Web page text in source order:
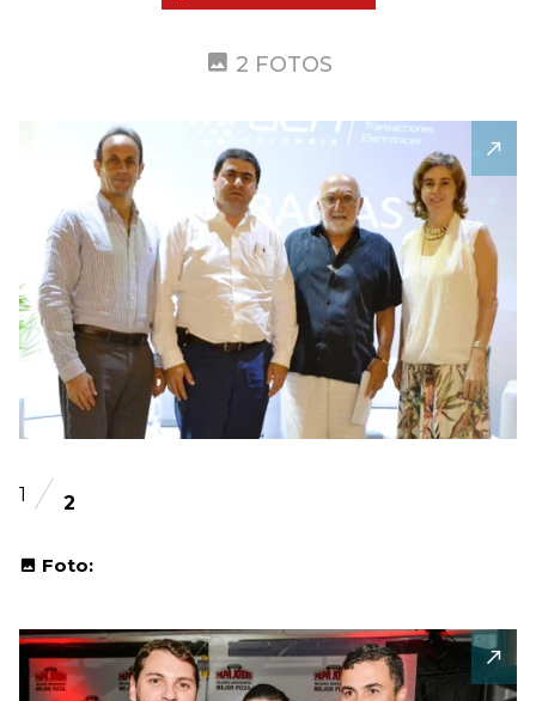
2 FOTOS
1 2
Foto: